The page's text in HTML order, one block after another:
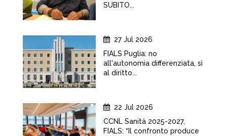
SUBITO...
27 Jul 2026
FIALS Puglia: no
all'autonomia differenziata, sì
al diritto...
22 Jul 2026
CCNL Sanità 2025-2027,
FIALS: “Il confronto produce